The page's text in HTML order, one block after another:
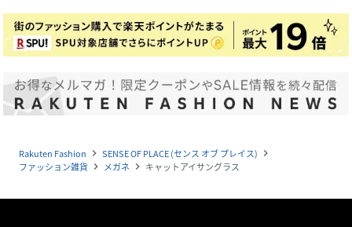
Rakuten Fashion navigate_next SENSE OF PLACE (センス オブ プレイス) navigate_next
ファッション雑貨 navigate_next メガネ navigate_next キャットアイサングラス